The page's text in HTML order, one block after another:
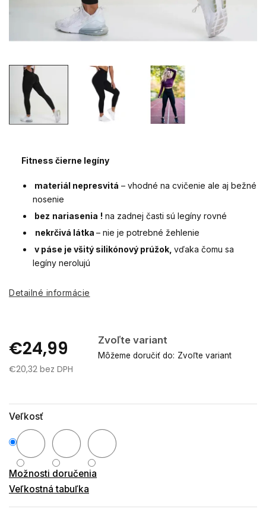
€24,99 Zvoľte variant
Môžeme doručiť do: Zvoľte variant
€20,32 bez DPH
Veľkosť
Možnosti doručenia
Veľkostná tabuľka
Fitness čierne legíny
materiál nepresvitá – vhodné na cvičenie ale aj bežné
nosenie
bez nariasenia ! na zadnej časti sú legíny rovné
nekrčivá látka – nie je potrebné žehlenie
v páse je všitý silikónový prúžok, vďaka čomu sa
legíny nerolujú
Detailné informácie